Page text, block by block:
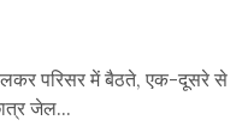
परिसर में बैठते, एक-दूसरे से
जेल...